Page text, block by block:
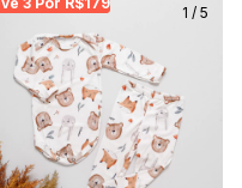
1 / 5